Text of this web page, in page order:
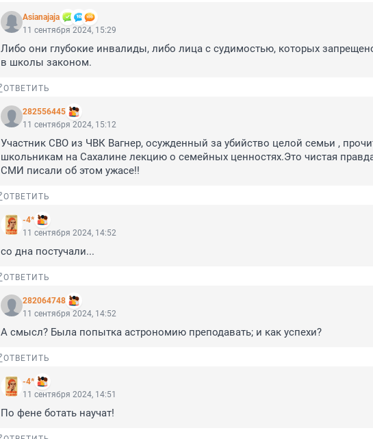
Asianajaja
11 сентября 2024, 15:29
Либо они глубокие инвалиды, либо лица с судимостью, которых
в школы законом.
ОТВЕТИТЬ
282556445
11 сентября 2024, 15:12
Участник СВО из ЧВК Вагнер, осужденный за убийство целой семьи ,
школьникам на Сахалине лекцию о семейных ценностях.Это чистая
СМИ писали об этом ужасе!!
ОТВЕТИТЬ
-4*
11 сентября 2024, 14:52
со дна постучали...
ОТВЕТИТЬ
282064748
11 сентября 2024, 14:52
А смысл? Была попытка астрономию преподавать; и как успехи?
ОТВЕТИТЬ
-4*
11 сентября 2024, 14:51
По фене ботать научат!